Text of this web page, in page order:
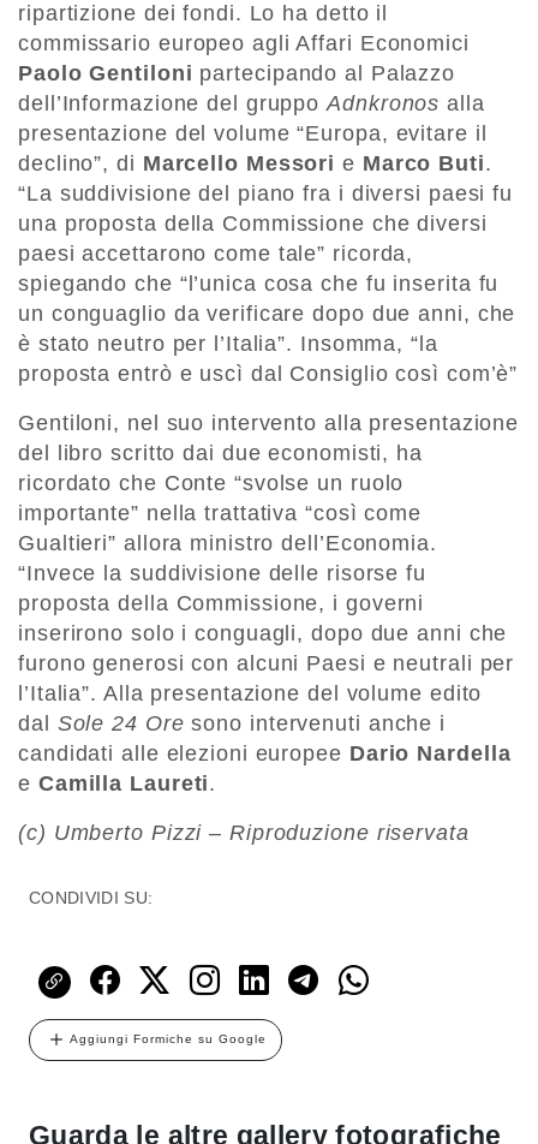
ripartizione dei fondi. Lo ha detto il
commissario europeo agli Affari Economici
Paolo Gentiloni partecipando al Palazzo
dell’Informazione del gruppoAdnkronos alla
presentazione del volume “Europa, evitare il
declino”, di Marcello Messori e Marco Buti.
“La suddivisione del piano fra i diversi paesi fu
una proposta della Commissione che diversi
paesi accettarono come tale” ricorda,
spiegando che “l’unica cosa che fu inserita fu
un conguaglio da verificare dopo due anni, che
è stato neutro per l’Italia”. Insomma, “la
proposta entrò e uscì dal Consiglio così com’è”
Gentiloni, nel suo intervento alla presentazione
del libro scritto dai due economisti, ha
ricordato che Conte “svolse un ruolo
importante” nella trattativa “così come
Gualtieri” allora ministro dell’Economia.
“Invece la suddivisione delle risorse fu
proposta della Commissione, i governi
inserirono solo i conguagli, dopo due anni che
furono generosi con alcuni Paesi e neutrali per
l’Italia”. Alla presentazione del volume edito
dal Sole 24 Ore sono intervenuti anche i
candidati alle elezioni europee Dario Nardella
e Camilla Laureti.
(c) Umberto Pizzi – Riproduzione riservata
CONDIVIDI SU:
Aggiungi Formiche su Google
Guarda le altre gallery fotografiche